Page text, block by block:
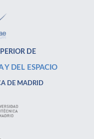
DE
Y DEL ESPACIO
DE MADRID